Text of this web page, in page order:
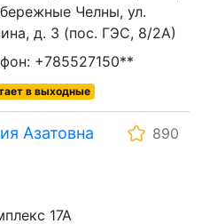
Челны, ул.
д. 3 (пос. ГЭС, 8/2А)
+785527150**
в выходные
Азатовна
890
17А